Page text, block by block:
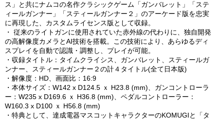
ス」と共にナムコの名作クラシックゲーム「ガンバレット」「ステ
ィールガンナー」「スティールガンナー２」のアーケード版を忠実
に再現した、カスタムライセンス版として収録。
・ 従来のライトガンに使用されていた赤外線の代わりに、独自開発
の高解像度カメラとAI技術を搭載。この技術により、あらゆるディ
スプレイを自動で認識・調整し、プレイが可能。
・収録タイトル：タイムクライシス、ガンバレット、スティールガ
ンナー、スティールガンナー２の計４タイトル(全て日本版)
・解像度：HD、画面比：16:9
・本体サイズ：W142 x D124.5 ｘ H23.8 (mm)、ガンコントローラ
ー：W235 x D169.6 ｘ H36.8 (mm)、ペダルコントローラー：
W160.3 x D100 ｘ H56.8 (mm)
・特典として、達成電器マスコットキャラクターのKOMUGIと「タ